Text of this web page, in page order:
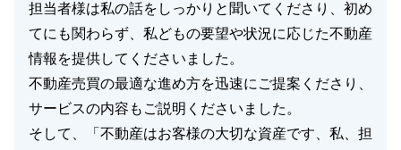
担当者様は私の話をしっかりと聞いてくださり、初め
てにも関わらず、私どもの要望や状況に応じた不動産
情報を提供してくださいました。
不動産売買の最適な進め方を迅速にご提案くださり、
サービスの内容もご説明くださいました。
そして、「不動産はお客様の大切な資産です、私、担